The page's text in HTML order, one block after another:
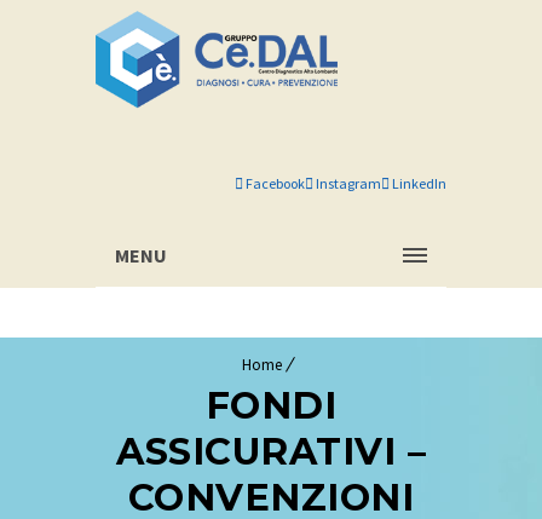
Facebook Instagram LinkedIn
MENU
Home
FONDI
ASSICURATIVI –
CONVENZIONI